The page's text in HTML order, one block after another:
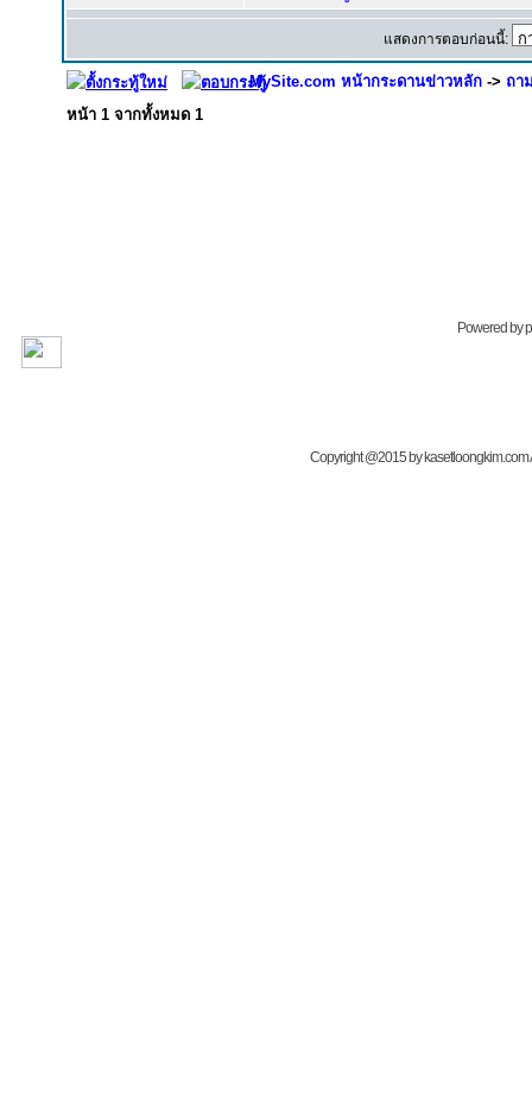
แสดงการตอบก่อนนี้:
MySite.com หน้ากระดานข่าวหลัก -> ถา
หน้า 1 จากทั้งหมด 1
Powered by
Copyright @2015 by kasetloongkim.com